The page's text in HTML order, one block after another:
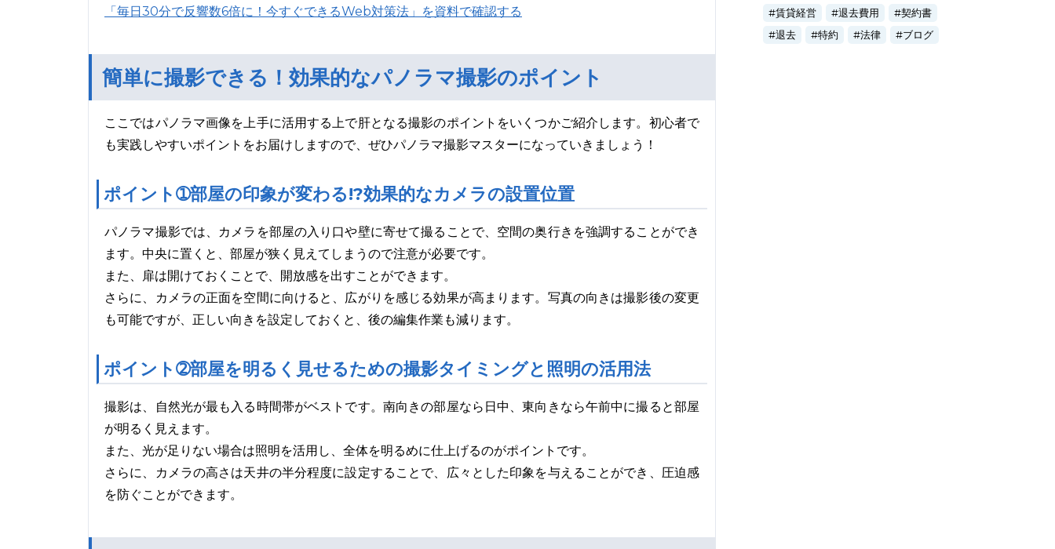
「毎日30分で反響数6倍に！今すぐできるWeb対策法」を資料で確認する
簡単に撮影できる！効果的なパノラマ撮影のポイント
ここではパノラマ画像を上手に活用する上で肝となる撮影のポイントをいくつかご紹介します。初心者で
も実践しやすいポイントをお届けしますので、ぜひパノラマ撮影マスターになっていきましょう！
ポイント➀部屋の印象が変わる!?効果的なカメラの設置位置
パノラマ撮影では、カメラを部屋の入り口や壁に寄せて撮ることで、空間の奥行きを強調することができ
ます。中央に置くと、部屋が狭く見えてしまうので注意が必要です。
また、扉は開けておくことで、開放感を出すことができます。
さらに、カメラの正面を空間に向けると、広がりを感じる効果が高まります。写真の向きは撮影後の変更
も可能ですが、正しい向きを設定しておくと、後の編集作業も減ります。
ポイント➁部屋を明るく見せるための撮影タイミングと照明の活用法
撮影は、自然光が最も入る時間帯がベストです。南向きの部屋なら日中、東向きなら午前中に撮ると部屋
が明るく見えます。
また、光が足りない場合は照明を活用し、全体を明るめに仕上げるのがポイントです。
さらに、カメラの高さは天井の半分程度に設定することで、広々とした印象を与えることができ、圧迫感
を防ぐことができます。
賃貸経営
退去費用
契約書
退去
特約 法律 ブログ